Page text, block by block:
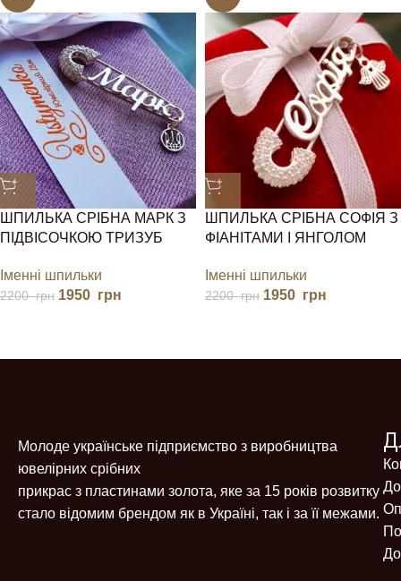
ШПИЛЬКА СРІБНА МАРК З
ПІДВІСОЧКОЮ ТРИЗУБ
Іменні шпильки
2200грн 1950 грн
ШПИЛЬКА СРІБНА СОФІЯ З
ФІАНІТАМИ І ЯНГОЛОМ
Іменні шпильки
2200грн 1950 грн
Молоде українське підприємство з виробництва
ювелірних срібних
прикрас з пластинами золота, яке за 15 років розвитку
стало відомим брендом як в Україні, так і за її межами.